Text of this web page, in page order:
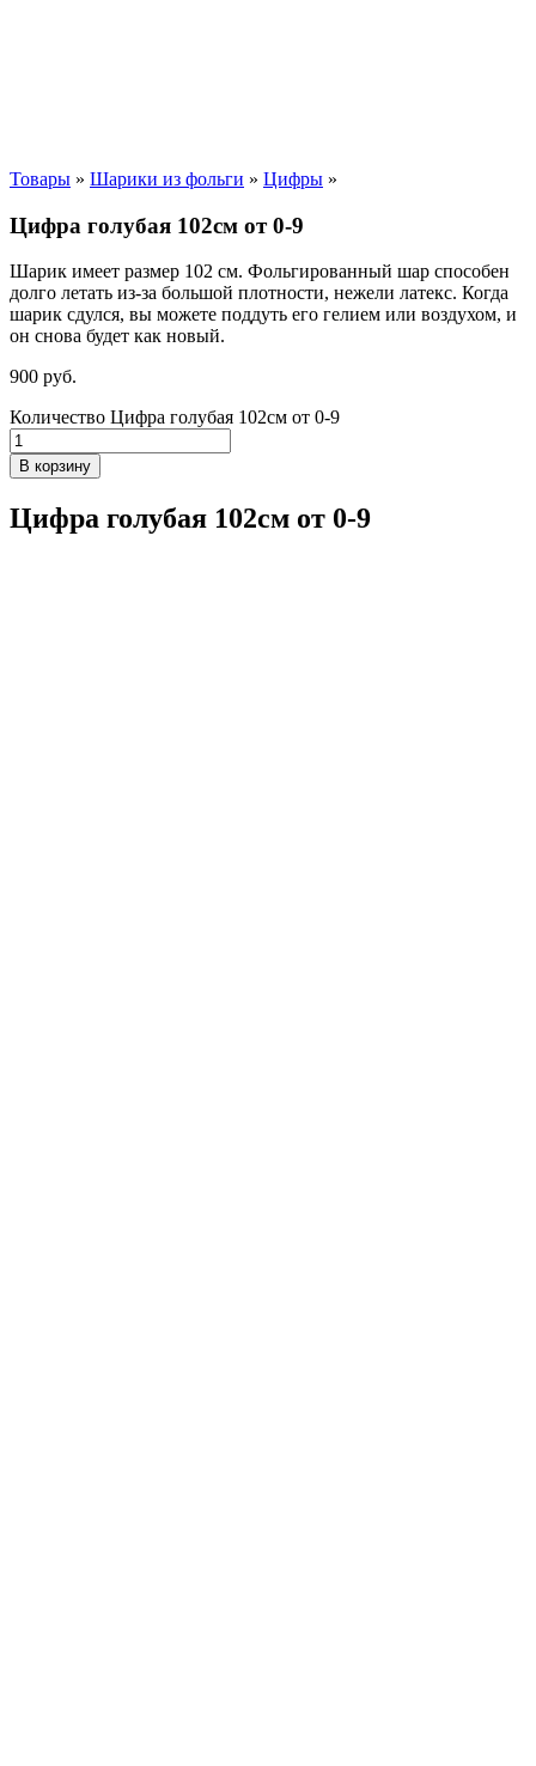
Товары » Шарики из фольги » Цифры »
Цифра голубая 102см от 0-9
Шарик имеет размер 102 см. Фольгированный шар способен
долго летать из-за большой плотности, нежели латекс. Когда
шарик сдулся, вы можете поддуть его гелием или воздухом, и
он снова будет как новый.
900 руб.
Количество Цифра голубая 102см от 0-9
В корзину
Цифра голубая 102см от 0-9